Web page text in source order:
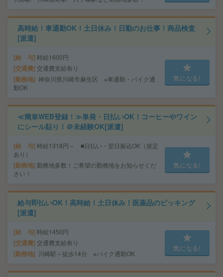
高時給！車通勤OK！土日休み！日勤のお仕事！商品検査
[派遣]
給 与 時給1600円
交通費 交通費支給有り
勤務地 神奈川県川崎市麻生区 ※車通勤・バイク通
勤OK
気になる!
≪簡単WEB登録！≫単発・日払いOK！コーヒーやワイン
にシール貼り！＠未経験OK[派遣]
給 与 時給1318円～ ■日払い・翌日振込OK（規定
あり）
勤務地 勤務地多数！ご希望の勤務地をお知らせくだ
さい！
気になる!
給与即払いOK！高時給！土日休み！医薬品のピッキング
[派遣]
給 与 時給1450円
交通費 交通費支給有り
勤務地 川崎駅～徒歩14分 ※バイク通勤OK
気になる!